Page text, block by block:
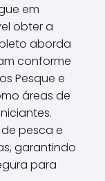
em
obter a
aborda
conforme
Pesque e
áreas de
pesca e
garantindo
para